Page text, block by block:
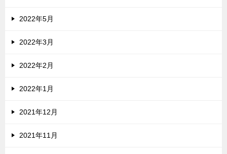
2022年5月
2022年3月
2022年2月
2022年1月
2021年12月
2021年11月